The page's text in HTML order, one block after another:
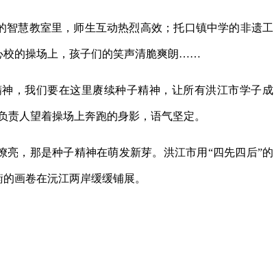
慧教室里，师生互动热烈高效；托口镇中学的非遗工
校的操场上，孩子们的笑声清脆爽朗……
，我们要在这里赓续种子精神，让所有洪江市学子成
人望着操场上奔跑的身影，语气坚定。
，那是种子精神在萌发新芽。洪江市用“四先四后”的
画卷在沅江两岸缓缓铺展。